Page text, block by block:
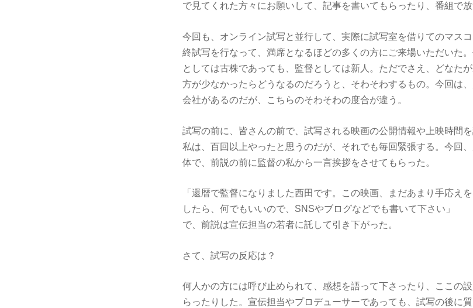
で見てくれた方々にお願いして、記事を書いてもらったり、番組で
今回も、オンライン試写と並行して、実際に試写室を借りてのマス
終試写を行なって、満席となるほどの多くの方にご来場いただいた
としては古株であっても、監督としては新人。ただでさえ、どなた
方が少なかったらどうなるのだろうと、そわそわするもの。今回は
会社があるのだが、こちらのそわそわの度合が違う。
試写の前に、皆さんの前で、試写される映画の公開情報や上映時間
私は、百回以上やったと思うのだが、それでも毎回緊張する。今回
体で、前説の前に監督の私から一言挨拶をさせてもらった。
「還暦で監督になりました西田です。この映画、まだあまり手応え
したら、何でもいいので、SNSやブログなどでも書いて下さい」
で、前説は宣伝担当の若者に託して引き下がった。
さて、試写の反応は？
何人かの方には呼び止められて、感想を語って下さったり、ここの
らったりした。宣伝担当やプロデューサーであっても、試写の後に